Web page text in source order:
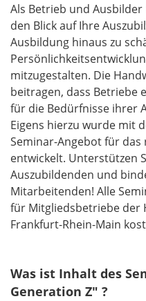
Als Betrieb und
den Blick auf Ihre
Ausbildung hinaus zu
mitzugestalten. Die
beitragen, dass Betriebe
für die Bedürfnisse ihrer
Eigens hierzu wurde mit
Seminar-Angebot für
entwickelt. Unterstützen
Auszubildenden und
Mitarbeitenden! Alle
für Mitgliedsbetriebe der
Frankfurt-Rhein-Main
Was ist Inhalt des
Generation Z" ?